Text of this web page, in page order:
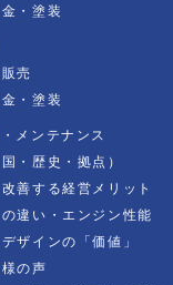
・塗装
売
・塗装
メンテナンス
・歴史・拠点）
善する経営メリット
違い・エンジン性能
ザインの「価値」
の声